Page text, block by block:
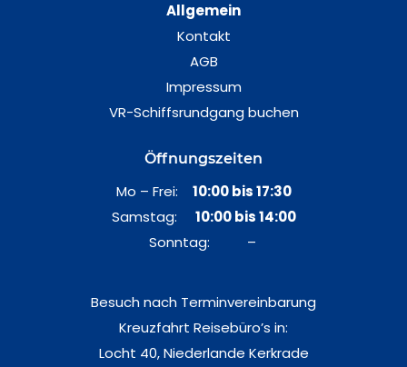
Allgemein
Kontakt
AGB
Impressum
VR-Schiffsrundgang buchen
Öffnungszeiten
Mo – Frei: 10:00 bis 17:30
Samstag: 10:00 bis 14:00
Sonntag: –
Besuch nach Terminvereinbarung
Kreuzfahrt Reisebüro’s in:
Locht 40, Niederlande Kerkrade